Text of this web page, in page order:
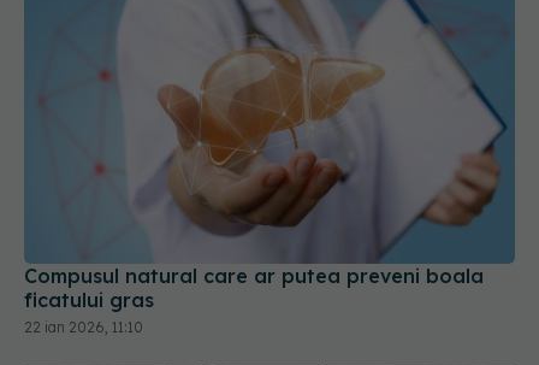
Compusul natural care ar putea preveni boala
ficatului gras
22 ian 2026, 11:10